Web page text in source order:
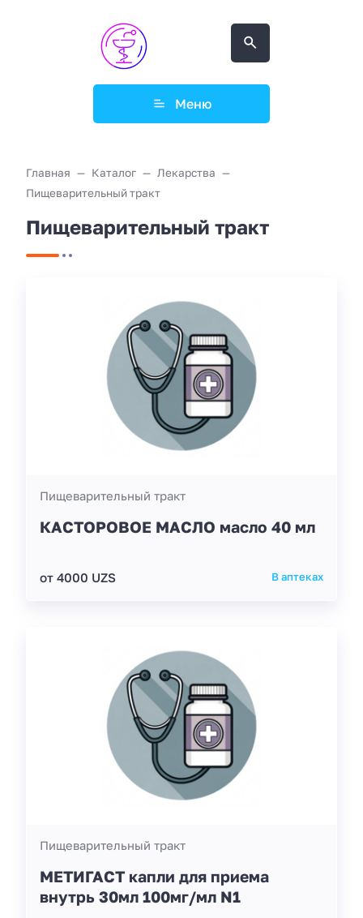
Меню
Главная Каталог
Лекарства
Пищеварительный тракт
Пищеварительный тракт
Пищеварительный тракт
КАСТОРОВОЕ МАСЛО масло 40 мл
от 4000 UZS В аптеках
Пищеварительный тракт
МЕТИГАСТ капли для приема
внутрь 30мл 100мг/мл N1